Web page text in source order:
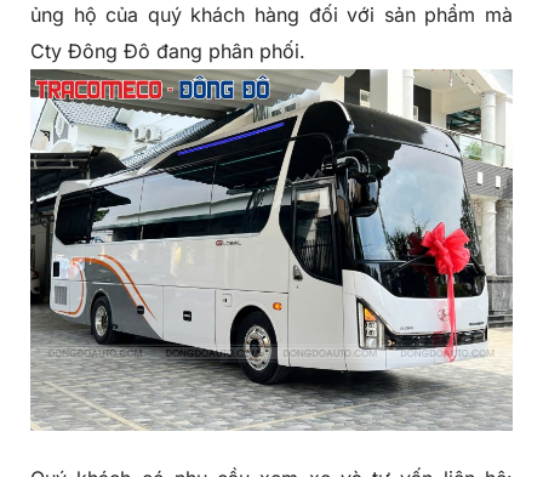
ủng hộ của quý khách hàng đối với sản phẩm mà
Cty Đông Đô đang phân phối.